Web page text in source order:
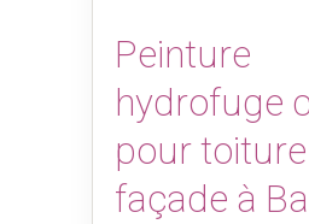
Peinture
hydrofuge
pour
façade à